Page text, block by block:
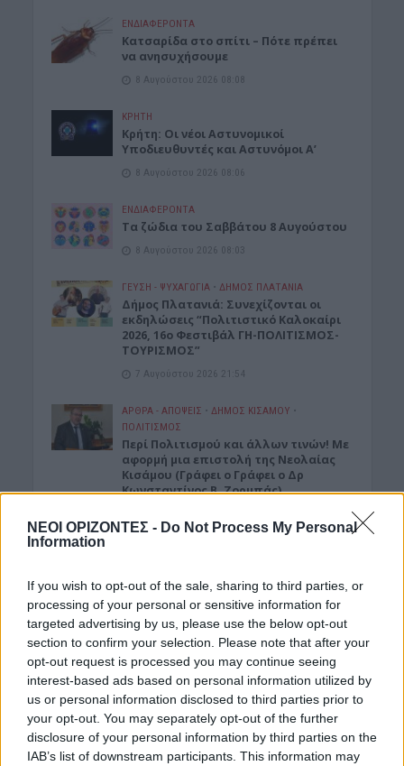
ΝΕΟΙ ΟΡΙΖΟΝΤΕΣ - Do Not Process My Personal
Information
If you wish to opt-out of the sale, sharing to third parties, or
processing of your personal or sensitive information for
targeted advertising by us, please use the below opt-out
section to confirm your selection. Please note that after your
opt-out request is processed you may continue seeing
interest-based ads based on personal information utilized by
us or personal information disclosed to third parties prior to
your opt-out. You may separately opt-out of the further
disclosure of your personal information by third parties on the
IAB’s list of downstream participants. This information may
ΕΝΔΙΑΦΕΡΟΝΤΑ
Κατσαρίδα στο σπίτι – Πότε πρέπει
να ανησυχήσουμε
8 Αυγούστου 2026 08:08
ΚΡΗΤΗ
Κρήτη: Οι νέοι Αστυνομικοί
Υποδιευθυντές και Αστυνόμοι Α’
8 Αυγούστου 2026 08:06
ΕΝΔΙΑΦΕΡΟΝΤΑ
Tα ζώδια του Σαββάτου 8 Αυγούστου
8 Αυγούστου 2026 08:03
ΓΕΎΣΗ - ΨΥΧΑΓΩΓΊΑ • ΔΉΜΟΣ ΠΛΑΤΑΝΙΆ
Δήμος Πλατανιά: Συνεχίζονται οι
εκδηλώσεις “Πολιτιστικό Καλοκαίρι
2026, 16ο Φεστιβάλ ΓΗ-ΠΟΛΙΤΙΣΜΟΣ-
ΤΟΥΡΙΣΜΟΣ”
7 Αυγούστου 2026 21:54
ΑΡΘΡΑ - ΑΠΟΨΕΙΣ • ΔΉΜΟΣ ΚΙΣΆΜΟΥ •
ΠΟΛΙΤΙΣΜΟΣ
Περί Πολιτισμού και άλλων τινών! Mε
αφορμή μια επιστολή της Νεολαίας
Κισάμου (Γράφει ο Γράφει ο Δρ
Κωνσταντίνος Β. Ζορμπάς)
οι τουρίστες κι εμείς δεν το
παραγγέλνουμε
7 Αυγούστου 2026 21:13
ΑΥΤΟΚΙΝΗΤΟ • ΕΛΛΑΔΑ
«Στέρεψε» η αγορά από πινακίδες
κυκλοφορίας: Χιλιάδες αυτοκίνητα
παραμένουν αταξινόμητα
7 Αυγούστου 2026 21:07